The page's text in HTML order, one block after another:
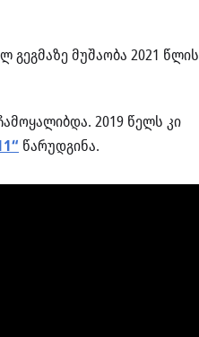
მუშაობა 2021 წლის
2019 წელს კი
წარუდგინა.